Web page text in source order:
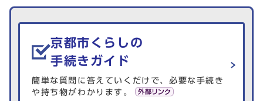
生活情報を探す
京都市くらしの
手続きガイド
簡単な質問に答えていくだけで、必要な手続き
や持ち物がわかります。